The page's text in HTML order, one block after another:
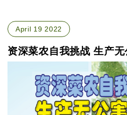
April 19 2022
资深菜农自我挑战 生产